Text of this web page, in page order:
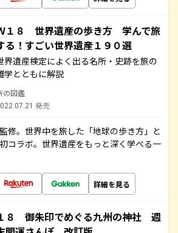
１８ 世界遺産の歩き方 学んで旅
る！すごい世界遺産１９０選
界遺産検定によく出る名所・史跡を旅の
学とともに解説
の図鑑
発売
修。世界中を旅した「地球の歩き方」と
コラボ。世界遺産をもっと深く学べる一
詳細を見る
８ 御朱印でめぐる九州の神社 週